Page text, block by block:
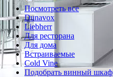
Посмотреть все
Dunavox
Liebherr
Для ресторана
Для дома
Встраиваемые
Cold Vine
Подобрать винный шкаф